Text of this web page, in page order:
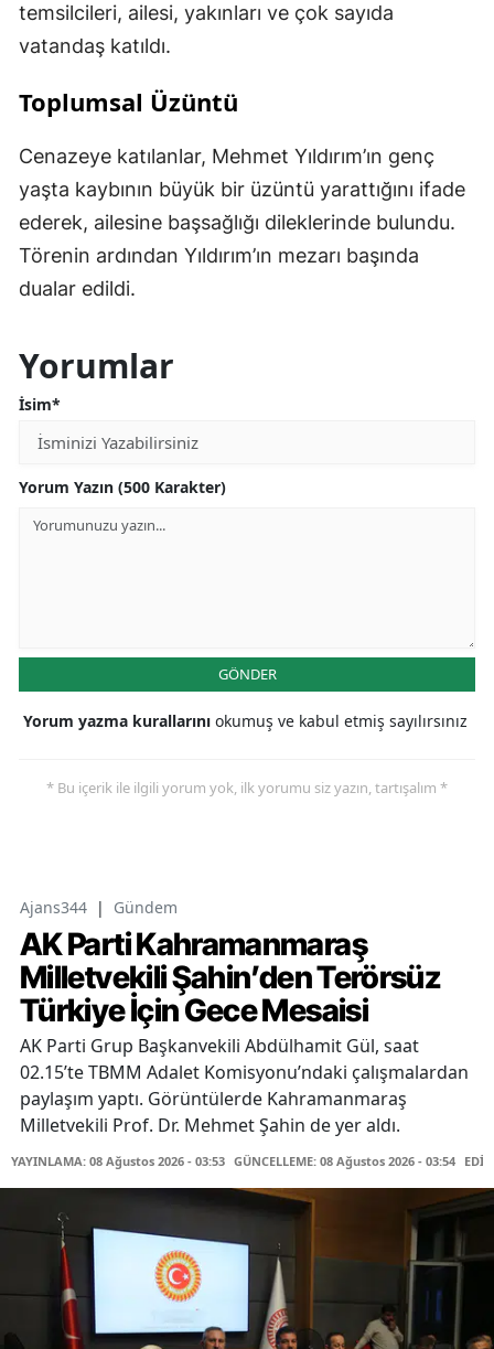
temsilcileri, ailesi, yakınları ve çok sayıda
vatandaş katıldı.
Toplumsal Üzüntü
Cenazeye katılanlar, Mehmet Yıldırım’ın genç
yaşta kaybının büyük bir üzüntü yarattığını ifade
ederek, ailesine başsağlığı dileklerinde bulundu.
Törenin ardından Yıldırım’ın mezarı başında
dualar edildi.
Yorumlar
İsim*
Yorum Yazın (500 Karakter)
GÖNDER
Yorum yazma kurallarını okumuş ve kabul etmiş sayılırsınız
* Bu içerik ile ilgili yorum yok, ilk yorumu siz yazın, tartışalım *
Ajans344 | Gündem
AK Parti Kahramanmaraş
Milletvekili Şahin’den Terörsüz
Türkiye İçin Gece Mesaisi
AK Parti Grup Başkanvekili Abdülhamit Gül, saat
02.15’te TBMM Adalet Komisyonu’ndaki çalışmalardan
paylaşım yaptı. Görüntülerde Kahramanmaraş
Milletvekili Prof. Dr. Mehmet Şahin de yer aldı.
YAYINLAMA: 08 Ağustos 2026 - 03:53 GÜNCELLEME: 08 Ağustos 2026 - 03:54